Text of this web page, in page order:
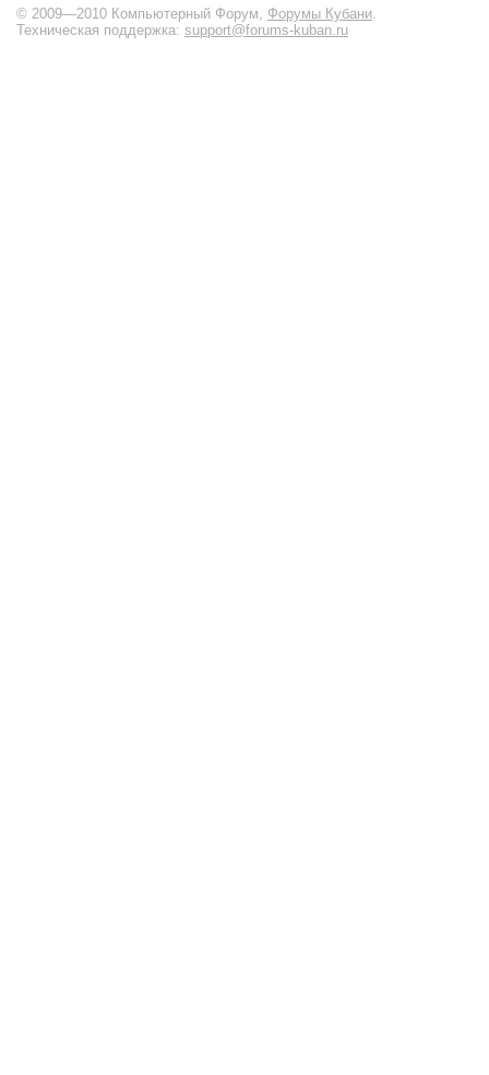
© 2009—2010 Компьютерный Форум, Форумы Кубани.
Техническая поддержка: support@forums-kuban.ru